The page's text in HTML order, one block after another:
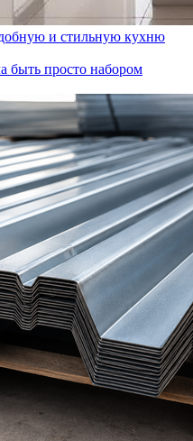
и стильную кухню
быть просто набором